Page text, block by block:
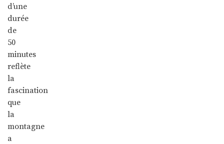
d’une
durée
de
50
minutes
reflète
la
fascination
que
la
montagne
a